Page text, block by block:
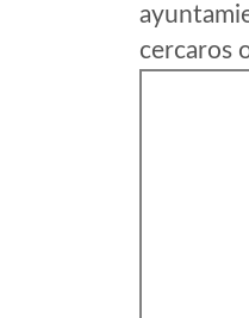
cercaros